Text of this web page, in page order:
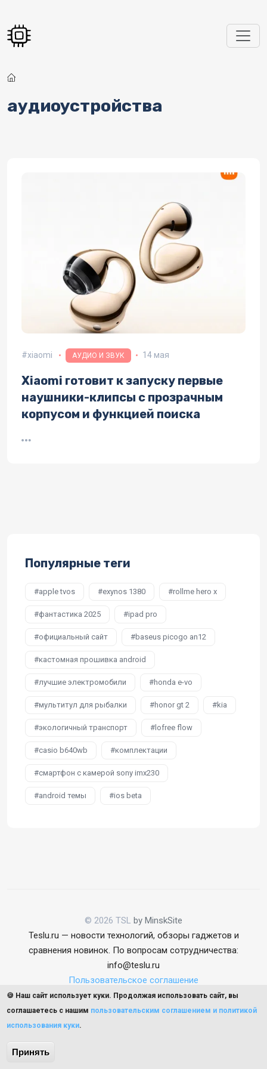
аудиоустройства
xiaomi АУДИО И ЗВУК 14 мая
Xiaomi готовит к запуску первые
наушники-клипсы с прозрачным
корпусом и функцией поиска
Популярные теги
apple tvos exynos 1380 rollme hero x
фантастика 2025 ipad pro
официальный сайт baseus picogo an12
кастомная прошивка android
лучшие электромобили honda e-vo
мультитул для рыбалки honor gt 2 kia
экологичный транспорт lofree flow
casio b640wb комплектации
смартфон с камерой sony imx230
android темы ios beta
© 2026 TSL by MinskSite
Teslu.ru — новости технологий, обзоры гаджетов и
сравнения новинок. По вопросам сотрудничества:
info@teslu.ru
Пользовательское соглашение
🍪 Наш сайт использует куки. Продолжая использовать сайт, вы
соглашаетесь с нашим пользовательским соглашением и политикой
использования куки.
Принять